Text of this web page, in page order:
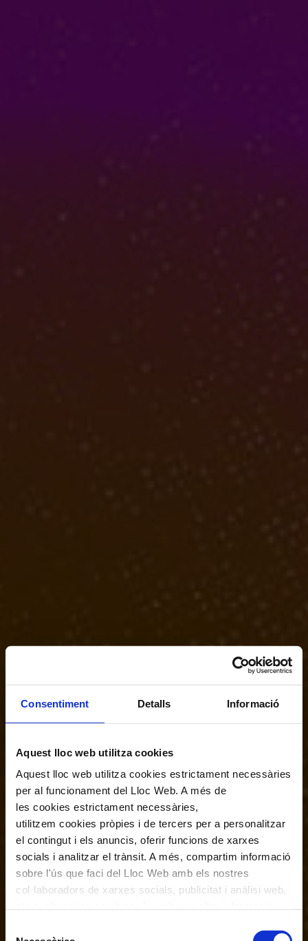
Consentiment Detalls Informació
Aquest lloc web utilitza cookies
Aquest lloc web utilitza cookies estrictament necessàries
per al funcionament del Lloc Web. A més de
les cookies estrictament necessàries,
utilitzem cookies pròpies i de tercers per a personalitzar
el contingut i els anuncis, oferir funcions de xarxes
socials i analitzar el trànsit. A més, compartim informació
sobre l'ús que faci del Lloc Web amb els nostres
col·laboradors de xarxes socials, publicitat i anàlisi web,